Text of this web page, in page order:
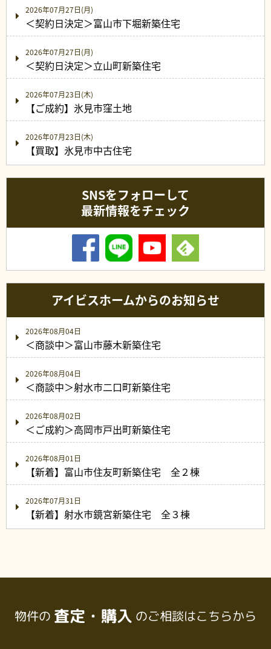
2026年07月27日(月)
＜契約日決定＞富山市下堀新築住宅
2026年07月27日(月)
＜契約日決定＞立山町新築住宅
2026年07月23日(木)
【ご成約】氷見市窪土地
2026年07月23日(木)
【買取】氷見市中古住宅
SNSをフォローして
最新情報をチェック
アイビスホームからのお知らせ
2026年08月04日
＜商談中＞富山市藤木新築住宅
2026年08月04日
＜商談中＞射水市二口町新築住宅
2026年08月02日
＜ご成約＞高岡市戸出町新築住宅
2026年08月01日
【新着】富山市住友町新築住宅 全２棟
2026年07月31日
【新着】射水市鏡宮新築住宅 全３棟
物件の 査定・購入 のご相談はこちらから